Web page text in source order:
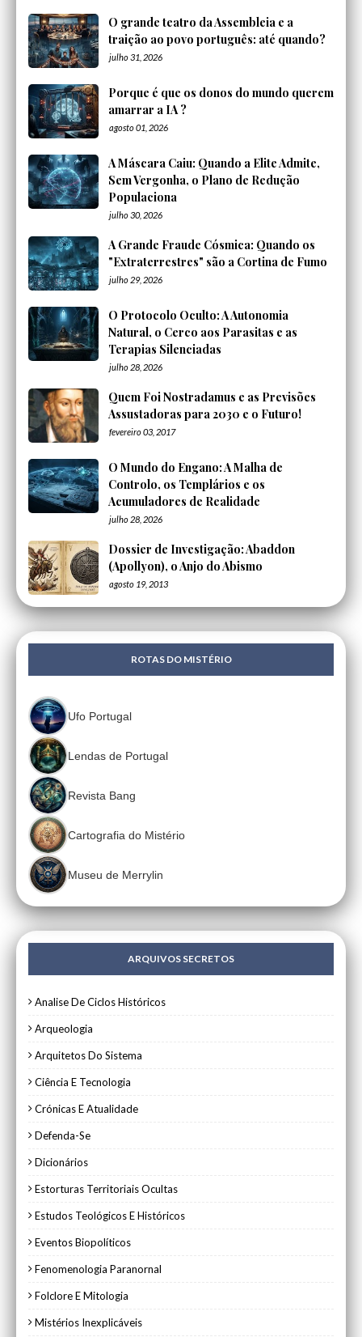
O grande teatro da Assembleia e a
traição ao povo português: até quando?
julho 31, 2026
Porque é que os donos do mundo querem
amarrar a IA ?
agosto 01, 2026
A Máscara Caiu: Quando a Elite Admite,
Sem Vergonha, o Plano de Redução
Populaciona
julho 30, 2026
A Grande Fraude Cósmica: Quando os
"Extraterrestres" são a Cortina de Fumo
julho 29, 2026
O Protocolo Oculto: A Autonomia
Natural, o Cerco aos Parasitas e as
Terapias Silenciadas
julho 28, 2026
Quem Foi Nostradamus e as Previsões
Assustadoras para 2030 e o Futuro!
fevereiro 03, 2017
O Mundo do Engano: A Malha de
Controlo, os Templários e os
Acumuladores de Realidade
julho 28, 2026
Dossier de Investigação: Abaddon
(Apollyon), o Anjo do Abismo
agosto 19, 2013
ROTAS DO MISTÉRIO
Ufo Portugal
Lendas de Portugal
Revista Bang
Cartografia do Mistério
Museu de Merrylin
ARQUIVOS SECRETOS
Analise De Ciclos Históricos
Arqueologia
Arquitetos Do Sistema
Ciência E Tecnologia
Crónicas E Atualidade
Defenda-Se
Dicionários
Estorturas Territoriais Ocultas
Estudos Teológicos E Históricos
Eventos Biopolíticos
Fenomenologia Paranornal
Folclore E Mitologia
Mistérios Inexplicáveis